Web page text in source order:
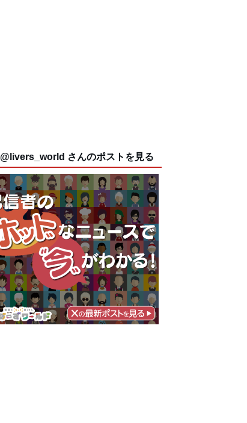
@livers_world さんのポストを見る